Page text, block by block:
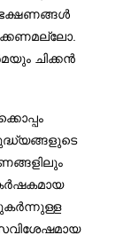
ഭക്ഷണങ്ങൾ
ചിക്കൻ